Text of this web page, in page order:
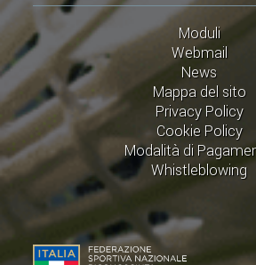
Moduli
Webmail
News
Mappa del sito
Privacy Policy
Cookie Policy
Modalità di
Whistleblowing
VOLA CON NOI
DIRIGENTI
CORSI
MATERIALE
CONVENZIONI
(D)ISTANTI DI
ALBI FEDERALI